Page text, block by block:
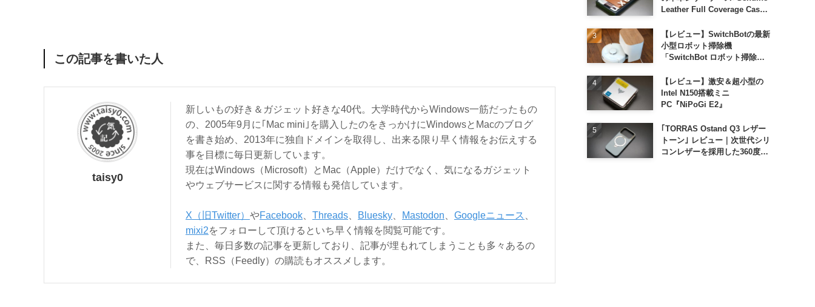
この記事を書いた人
taisy0
新しいもの好き＆ガジェット好きな40代。大学時代からWindows一筋だったもの
の、2005年9月に｢Mac mini｣を購入したのをきっかけにWindowsとMacのブログ
を書き始め、2013年に独自ドメインを取得し、出来る限り早く情報をお伝えする
事を目標に毎日更新しています。
現在はWindows（Microsoft）とMac（Apple）だけでなく、気になるガジェット
やウェブサービスに関する情報も発信しています。
X（旧Twitter） やFacebook Threads Bluesky Mastodon Googleニュース
mixi2をフォローして頂けるといち早く情報を閲覧可能です。
また、毎日多数の記事を更新しており、記事が埋もれてしまうことも多々あるの
で、RSS（Feedly）の購読もオススメします。
Leather Full Coverage Case
【レビュー】SwitchBotの最新
小型ロボット掃除機
「SwitchBot ロボット掃除機
【レビュー】激安＆超小型の
Intel N150搭載ミニ
PC『NiPoGi E2』
｢TORRAS Ostand Q3 レザー
トーン｣ レビュー｜次世代シリ
コンレザーを採用した360度回